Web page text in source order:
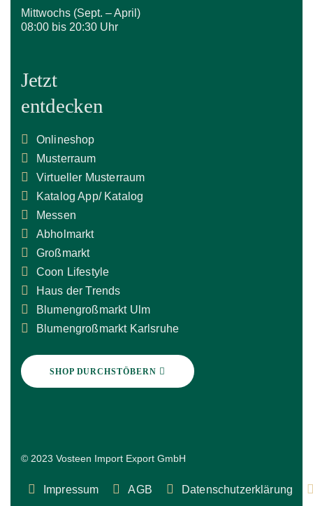
Mittwochs (Sept. – April)
08:00 bis 20:30 Uhr
Jetzt
entdecken
Onlineshop
Musterraum
Virtueller Musterraum
Katalog App/ Katalog
Messen
Abholmarkt
Großmarkt
Coon Lifestyle
Haus der Trends
Blumengroßmarkt Ulm
Blumengroßmarkt Karlsruhe
SHOP DURCHSTÖBERN
© 2023 Vosteen Import Export GmbH
Impressum AGB Datenschutzerklärung